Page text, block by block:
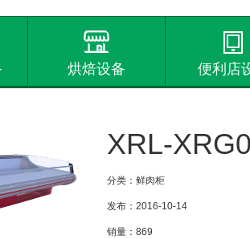
烘焙设备 便利店
XRL-
分类：鲜肉柜
发布：2016-10-14
销量：869